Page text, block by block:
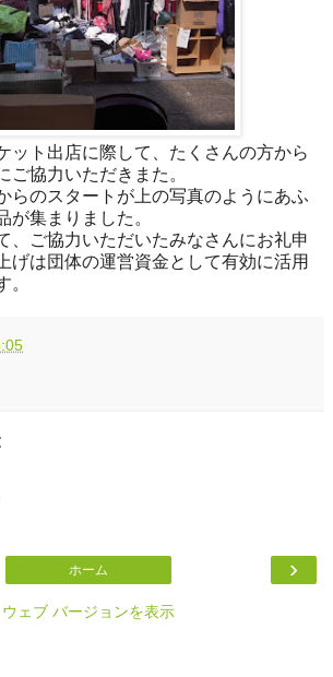
ット出店に際して、たくさんの方から
ご協力いただきまた。
らのスタートが上の写真のようにあふ
が集まりました。
、ご協力いただいたみなさんにお礼申
げは団体の運営資金として有効に活用
。
›
ホーム
ウェブ バージョンを表示